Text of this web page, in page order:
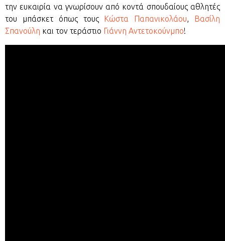
την ευκαιρία να γνωρίσουν από κοντά σπουδαίους αθλητές
του μπάσκετ όπως τους Κώστα Παπανικολάου, Βασίλη
Σπανούλη και τον τεράστιο Γιάννη Αντετοκούνμπο!